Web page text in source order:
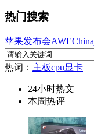
热门搜索
苹果发布会AWE
热词： 主板cpu显卡
24小时热文
本周热评